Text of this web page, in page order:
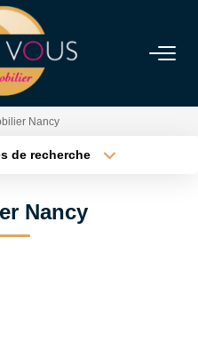
Nancy
de recherche
Nancy